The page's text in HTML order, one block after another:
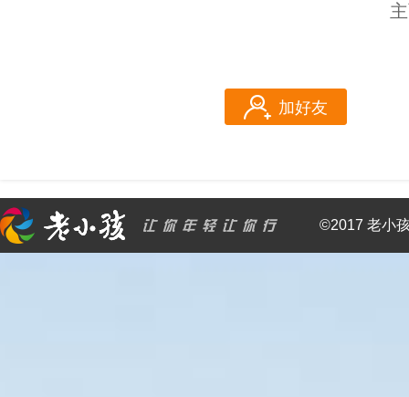
加好友
©2017 老小